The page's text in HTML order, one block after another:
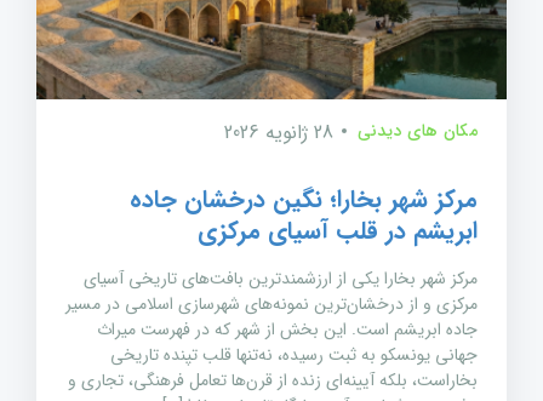
مکان های دیدنی 28 ژانویه 2026
مرکز شهر بخارا؛ نگین درخشان جاده
ابریشم در قلب آسیای مرکزی
مرکز شهر بخارا یکی از ارزشمندترین بافت‌های تاریخی آسیای
مرکزی و از درخشان‌ترین نمونه‌های شهرسازی اسلامی در مسیر
جاده ابریشم است. این بخش از شهر که در فهرست میراث
جهانی یونسکو به ثبت رسیده، نه‌تنها قلب تپنده تاریخی
بخاراست، بلکه آیینه‌ای زنده از قرن‌ها تعامل فرهنگی، تجاری و